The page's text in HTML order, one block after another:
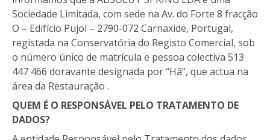
Sociedade Limitada, com sede na Av. do Forte 8 fracção
O – Edifício Pujol – 2790-072 Carnaxide, Portugal,
registada na Conservatória do Registo Comercial, sob
o número único de matrícula e pessoa colectiva 513
447 466 doravante designada por “Hã”, que actua na
área da Restauração .
QUEM É O RESPONSÁVEL PELO TRATAMENTO DE
DADOS?